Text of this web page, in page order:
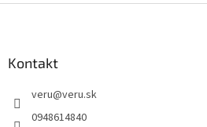
Kontakt
veru@veru.sk
0948614840